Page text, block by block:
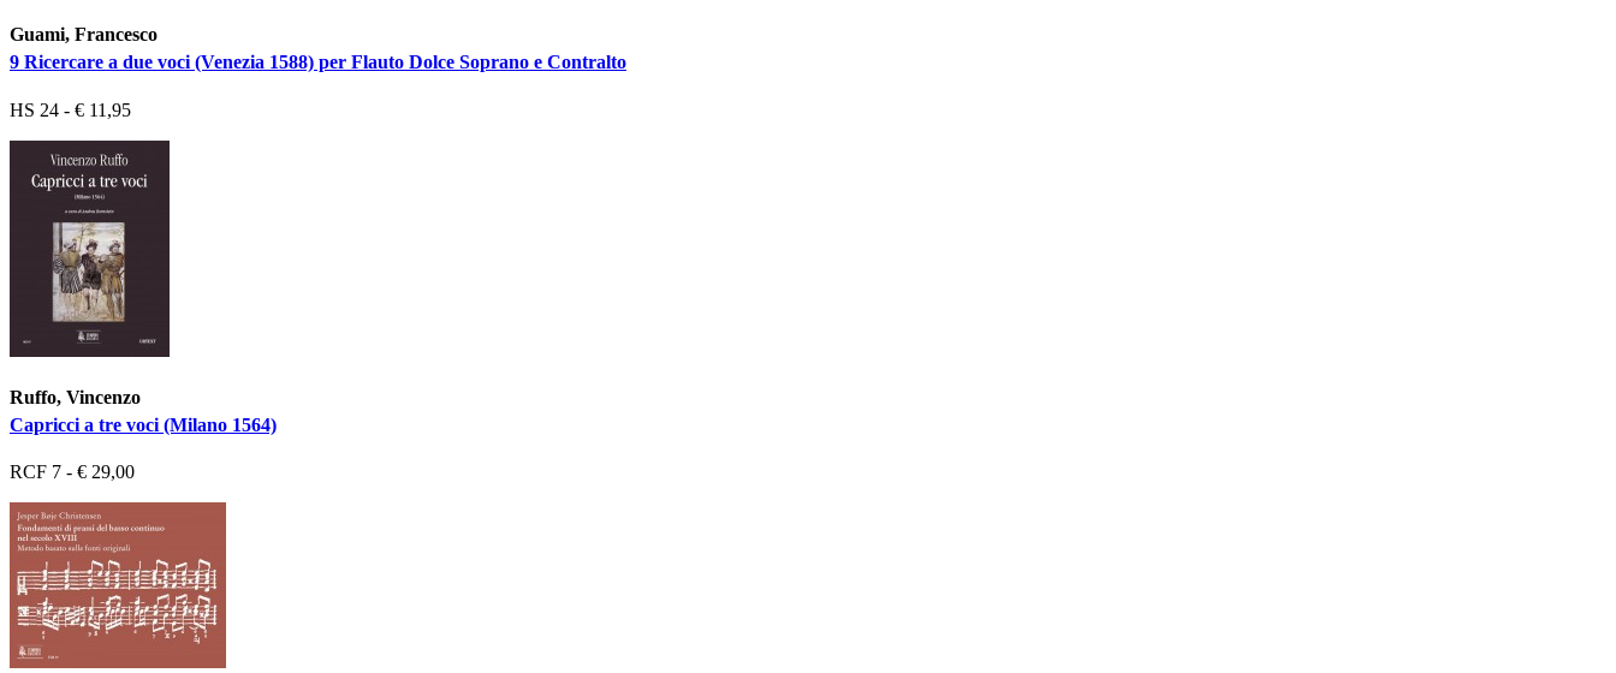
Guami, Francesco
9 Ricercare a due voci (Venezia 1588) per Flauto Dolce Soprano e Contralto
HS 24 - € 11,95
Ruffo, Vincenzo
Capricci a tre voci (Milano 1564)
RCF 7 - € 29,00